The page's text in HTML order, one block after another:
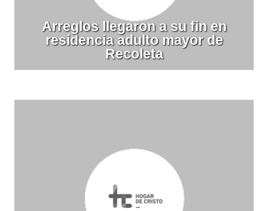
Arreglos llegaron a su fin en
residencia adulto mayor de
Recoleta